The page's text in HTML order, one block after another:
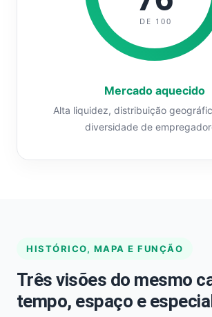
DE 100
Mercado aquecido
Alta liquidez, distribuição
diversidade de
HISTÓRICO, MAPA E FUNÇÃO
Três visões do mesmo
tempo, espaço e